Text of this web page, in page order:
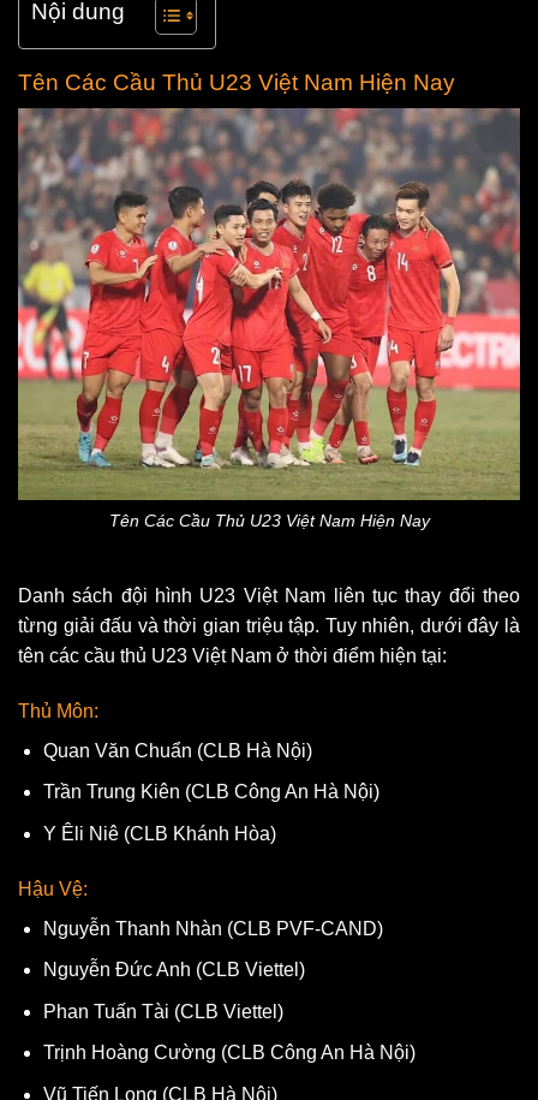
Nội dung
Tên Các Cầu Thủ U23 Việt Nam Hiện Nay
Tên Các Cầu Thủ U23 Việt Nam Hiện Nay
Danh sách đội hình U23 Việt Nam liên tục thay đổi theo
từng giải đấu và thời gian triệu tập. Tuy nhiên, dưới đây là
tên các cầu thủ U23 Việt Nam ở thời điểm hiện tại:
Thủ Môn:
Quan Văn Chuẩn (CLB Hà Nội)
Trần Trung Kiên (CLB Công An Hà Nội)
Y Êli Niê (CLB Khánh Hòa)
Hậu Vệ:
Nguyễn Thanh Nhàn (CLB PVF-CAND)
Nguyễn Đức Anh (CLB Viettel)
Phan Tuấn Tài (CLB Viettel)
Trịnh Hoàng Cường (CLB Công An Hà Nội)
Vũ Tiến Long (CLB Hà Nội)